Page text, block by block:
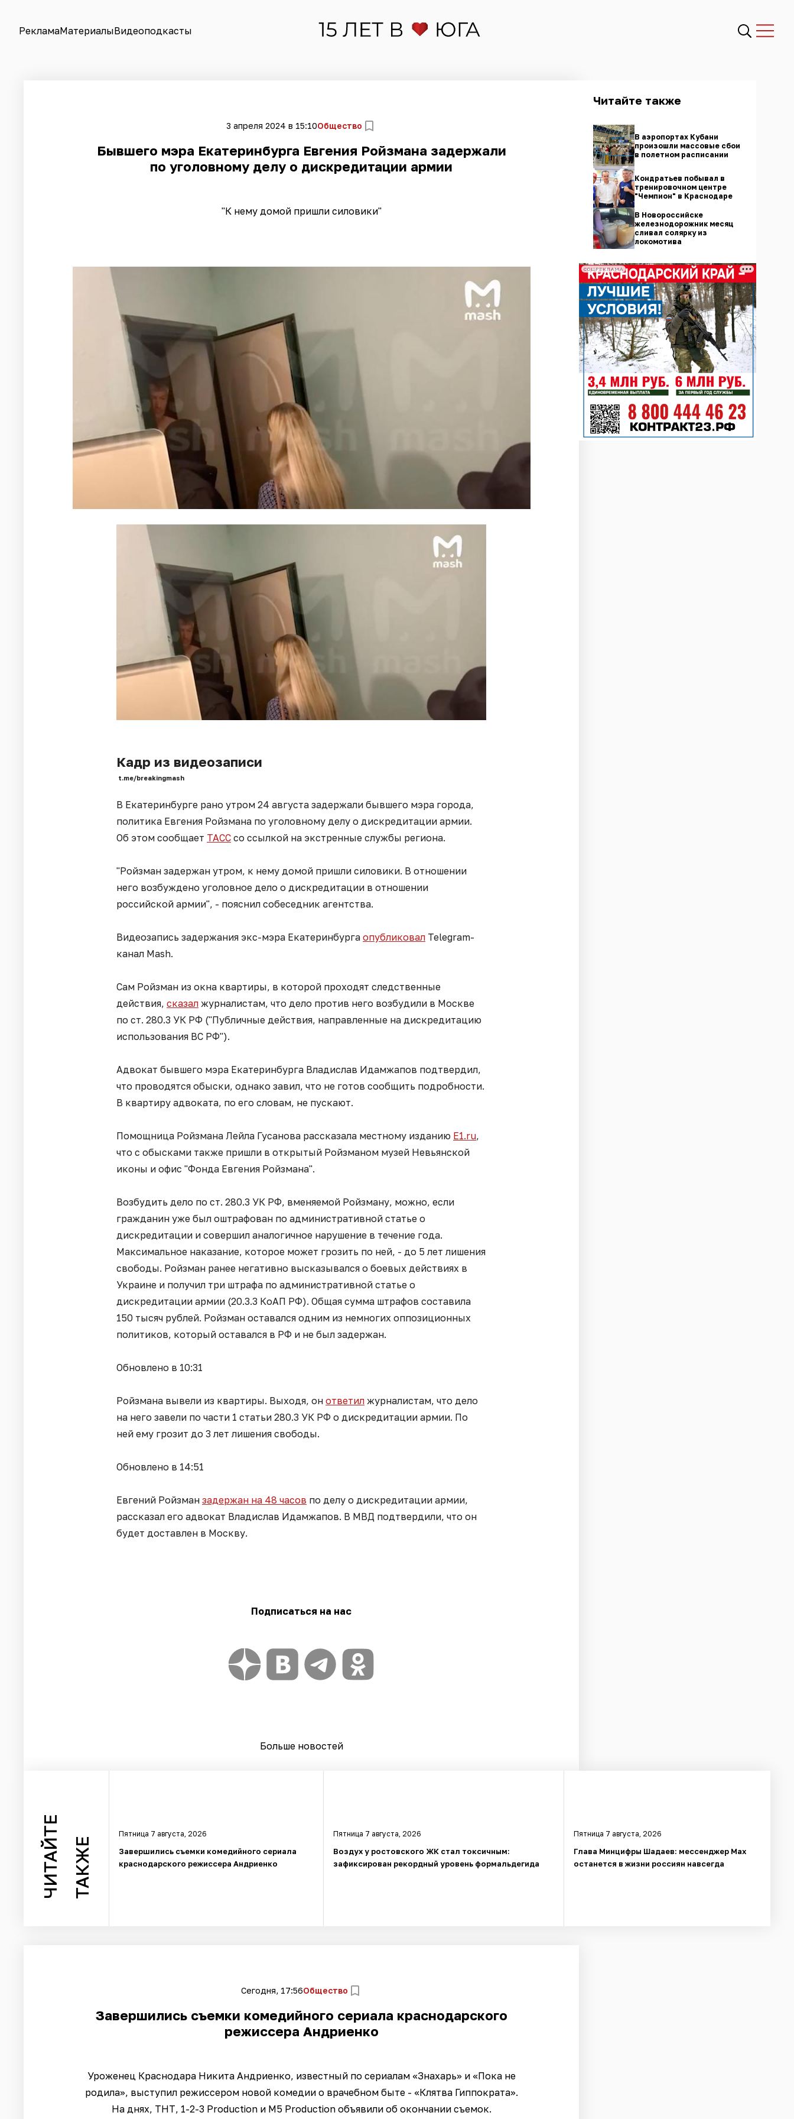
РекламаМатериалыВидеоподкасты
3 апреля 2024 в 15:10Общество
Бывшего мэра Екатеринбурга Евгения Ройзмана задержали
по уголовному делу о дискредитации армии
"К нему домой пришли силовики"
Кадр из видеозаписи
t.me/breakingmash
В Екатеринбурге рано утром 24 августа задержали бывшего мэра города,
политика Евгения Ройзмана по уголовному делу о дискредитации армии.
Об этом сообщает ТАСС со ссылкой на экстренные службы региона.
"Ройзман задержан утром, к нему домой пришли силовики. В отношении
него возбуждено уголовное дело о дискредитации в отношении
российской армии", - пояснил собеседник агентства.
Видеозапись задержания экс-мэра Екатеринбурга опубликовал Telegram-
канал Mash.
Сам Ройзман из окна квартиры, в которой проходят следственные
действия, сказал журналистам, что дело против него возбудили в Москве
по ст. 280.3 УК РФ ("Публичные действия, направленные на дискредитацию
использования ВС РФ").
Адвокат бывшего мэра Екатеринбурга Владислав Идамжапов подтвердил,
что проводятся обыски, однако завил, что не готов сообщить подробности.
В квартиру адвоката, по его словам, не пускают.
Помощница Ройзмана Лейла Гусанова рассказала местному изданию E1.ru,
что с обысками также пришли в открытый Ройзманом музей Невьянской
иконы и офис "Фонда Евгения Ройзмана".
Возбудить дело по ст. 280.3 УК РФ, вменяемой Ройзману, можно, если
гражданин уже был оштрафован по административной статье о
дискредитации и совершил аналогичное нарушение в течение года.
Максимальное наказание, которое может грозить по ней, - до 5 лет лишения
свободы. Ройзман ранее негативно высказывался о боевых действиях в
Украине и получил три штрафа по административной статье о
дискредитации армии (20.3.3 КоАП РФ). Общая сумма штрафов составила
150 тысяч рублей. Ройзман оставался одним из немногих оппозиционных
политиков, который оставался в РФ и не был задержан.
Обновлено в 10:31
Ройзмана вывели из квартиры. Выходя, он ответил журналистам, что дело
на него завели по части 1 статьи 280.3 УК РФ о дискредитации армии. По
ней ему грозит до 3 лет лишения свободы.
Обновлено в 14:51
Евгений Ройзман задержан на 48 часов по делу о дискредитации армии,
рассказал его адвокат Владислав Идамжапов. В МВД подтвердили, что он
будет доставлен в Москву.
Подписаться на нас
Больше новостей
Читайте также
В аэропортах Кубани
произошли массовые сбои
в полетном расписании
Кондратьев побывал в
тренировочном центре
"Чемпион" в Краснодаре
В Новороссийске
железнодорожник месяц
сливал солярку из
локомотива
СОЦРЕКЛАМА
ЧИТАЙТЕ ТАКЖЕ
Пятница 7 августа, 2026
Завершились съемки комедийного сериала
краснодарского режиссера Андриенко
Пятница 7 августа, 2026
Воздух у ростовского ЖК стал токсичным:
зафиксирован рекордный уровень формальдегида
Пятница 7 августа, 2026
Глава Минцифры Шадаев: мессенджер Max
останется в жизни россиян навсегда
Сегодня, 17:56Общество
Завершились съемки комедийного сериала краснодарского
режиссера Андриенко
Уроженец Краснодара Никита Андриенко, известный по сериалам «Знахарь» и «Пока не
родила», выступил режиссером новой комедии о врачебном быте - «Клятва Гиппократа».
На днях, ТНТ, 1-2-3 Production и M5 Production объявили об окончании съемок.